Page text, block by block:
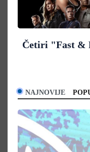
Četiri "Fast &
NAJNOVIJE